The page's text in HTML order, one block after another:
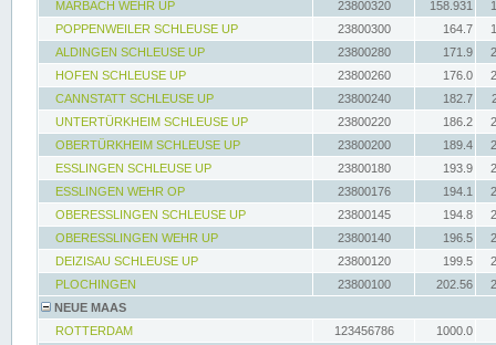
MARBACH WEHR UP
23800320 158.931
POPPENWEILER SCHLEUSE UP
23800300 164.7
ALDINGEN SCHLEUSE UP
23800280 171.9
HOFEN SCHLEUSE UP
23800260 176.0
CANNSTATT SCHLEUSE UP
23800240 182.7
UNTERTÜRKHEIM SCHLEUSE UP
23800220 186.2
OBERTÜRKHEIM SCHLEUSE UP
23800200 189.4
ESSLINGEN SCHLEUSE UP
23800180 193.9
ESSLINGEN WEHR OP
23800176 194.1
OBERESSLINGEN SCHLEUSE UP
23800145 194.8
OBERESSLINGEN WEHR UP
23800140 196.5
DEIZISAU SCHLEUSE UP
23800120 199.5
PLOCHINGEN
23800100 202.56
NEUE MAAS
ROTTERDAM
123456786
1000.0